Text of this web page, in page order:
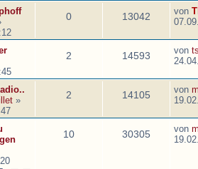
0 13042 von
2 14593 von
»
2 14105 von
10 30305 von